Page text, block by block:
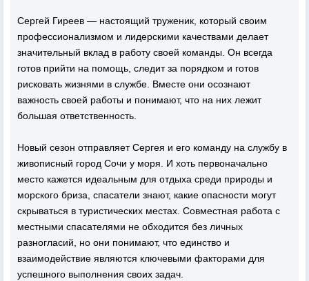
Сергей Гиреев — настоящий труженик, который своим
профессионализмом и лидерскими качествами делает
значительный вклад в работу своей команды. Он всегда
готов прийти на помощь, следит за порядком и готов
рисковать жизнями в службе. Вместе они осознают
важность своей работы и понимают, что на них лежит
большая ответственность.
Новый сезон отправляет Сергея и его команду на службу в
живописный город Сочи у моря. И хоть первоначально
место кажется идеальным для отдыха среди природы и
морского бриза, спасатели знают, какие опасности могут
скрываться в туристических местах. Совместная работа с
местными спасателями не обходится без личных
разногласий, но они понимают, что единство и
взаимодействие являются ключевыми факторами для
успешного выполнения своих задач.